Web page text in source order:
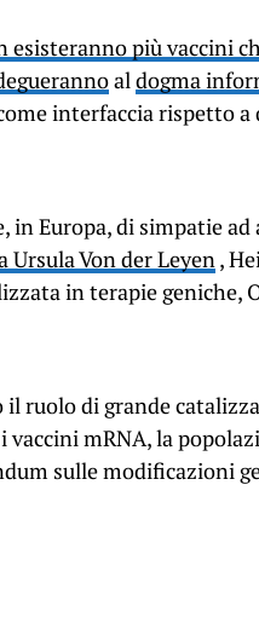
esisteranno più vaccini
aldogma
interfaccia rispetto
in Europa, di simpatie
Ursula Von der Leyen,
in terapie geniche,
ruolo di grande
mRNA, la
sulle modificazioni